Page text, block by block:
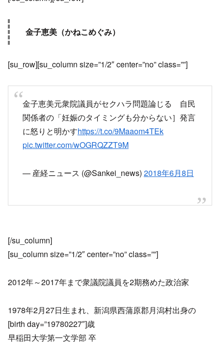
金子恵美（かねこめぐみ）
[su_row][su_column size=”1/2″ center=”no” class=””]
金子恵美元衆院議員がセクハラ問題論じる 自民
関係者の「妊娠のタイミングも分からない］発言
に怒りと明かすhttps://t.co/9Maaom4TEk
pic.twitter.com/wOGRQZZT9M
— 産経ニュース (@Sankei_news) 2018年6月8日
[/su_column]
[su_column size=”1/2″ center=”no” class=””]
2012年～2017年まで衆議院議員を2期務めた政治家
1978年2月27日生まれ、新潟県西蒲原郡月潟村出身の
[birth day=”19780227″]歳
早稲田大学第一文学部 卒